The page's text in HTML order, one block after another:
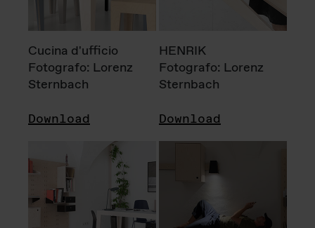
Cucina d'ufficio
Fotografo: Lorenz
Sternbach
Download
HENRIK
Fotografo: Lorenz
Sternbach
Download